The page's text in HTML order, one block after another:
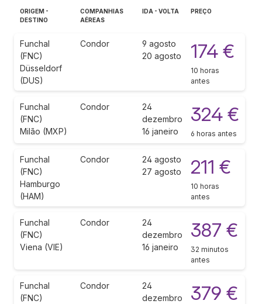
ORIGEM -
DESTINO
COMPANHIAS
AÉREAS
IDA - VOLTA PREÇO
Funchal
(FNC)
Düsseldorf
(DUS)
Condor
9 agosto
20 agosto
174 €
10 horas
antes
Funchal
(FNC)
Milão (MXP)
Condor
24
dezembro
16 janeiro
324 €
6 horas antes
Funchal
(FNC)
Hamburgo
(HAM)
Condor
24 agosto
27 agosto
211 €
10 horas
antes
Funchal
(FNC)
Viena (VIE)
Condor
24
dezembro
16 janeiro
387 €
32 minutos
antes
Funchal
(FNC)
Condor
24
dezembro
379 €